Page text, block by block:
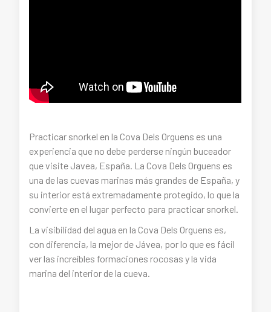
Practicar snorkel en la Cova Dels Orguens es una
experiencia que no debe perderse ningún buceador
que visite Javea, España. La Cova Dels Orguens es
una de las cuevas marinas más grandes de España, y
su interior está extremadamente protegido, lo que la
convierte en el lugar perfecto para practicar snorkel.
La visibilidad del agua en la Cova Dels Orguens es,
con diferencia, la mejor de Jávea, por lo que es fácil
ver las increíbles formaciones rocosas y la vida
marina del interior de la cueva.